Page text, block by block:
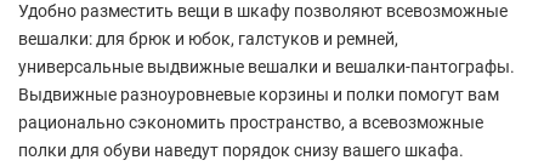
Удобно разместить вещи в шкафу позволяют всевозможные
вешалки: для брюк и юбок, галстуков и ремней,
универсальные выдвижные вешалки и вешалки-пантографы.
Выдвижные разноуровневые корзины и полки помогут вам
рационально сэкономить пространство, а всевозможные
полки для обуви наведут порядок снизу вашего шкафа.